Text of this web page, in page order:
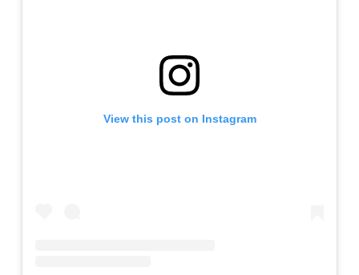
View this post on Instagram